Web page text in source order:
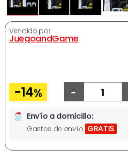
Vendido por
JuegoandGame
-14% -
Envío a domicilio:
Gastos de envío GRATIS